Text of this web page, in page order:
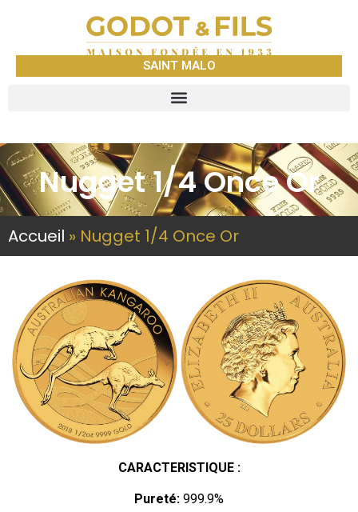
SAINT MALO
Nugget 1/4 Once Or
Accueil » Nugget 1/4 Once Or
CARACTERISTIQUE :
Pureté: 999.9%